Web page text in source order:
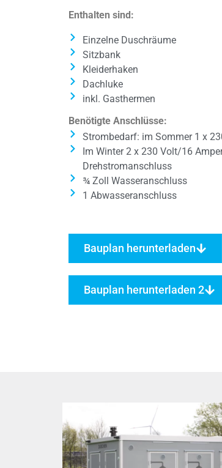
Enthalten sind:
Einzelne Duschräume
Sitzbank
Kleiderhaken
Dachluke
inkl. Gasthermen
Benötigte Anschlüsse:
Strombedarf: im Sommer 1 x
Im Winter 2 x 230 Volt/16
Drehstromanschluss
¾ Zoll Wasseranschluss
1 Abwasseranschluss
Bauplan herunterladen
Bauplan herunterladen 2